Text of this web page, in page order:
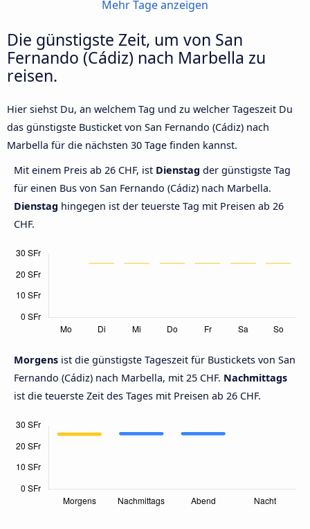
Mehr Tage anzeigen
Die günstigste Zeit, um von San
Fernando (Cádiz) nach Marbella zu
reisen.
Hier siehst Du, an welchem Tag und zu welcher Tageszeit Du
das günstigste Busticket von San Fernando (Cádiz) nach
Marbella für die nächsten 30 Tage finden kannst.
Mit einem Preis ab 26 CHF, ist Dienstag der günstigste Tag
für einen Bus von San Fernando (Cádiz) nach Marbella.
Dienstag hingegen ist der teuerste Tag mit Preisen ab 26
CHF.
Morgens ist die günstigste Tageszeit für Bustickets von San
Fernando (Cádiz) nach Marbella, mit 25 CHF. Nachmittags
ist die teuerste Zeit des Tages mit Preisen ab 26 CHF.